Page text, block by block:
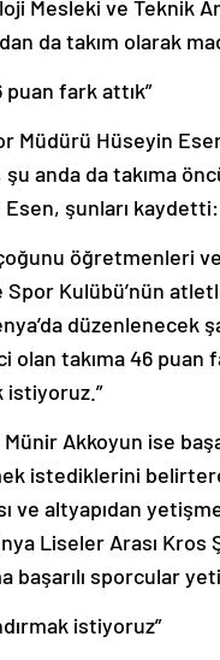
Mesleki ve Teknik
da takım olarak
puan fark attık”
Müdürü Hüseyin
anda da takıma
şunları kaydetti:
çoğunu öğretmenleri
Kulübü’nün
düzenlenecek
olan takıma 46
Akkoyun ise
istediklerini
ve altyapıdan
Liseler Arası Kros
başarılı sporcular
istiyoruz”